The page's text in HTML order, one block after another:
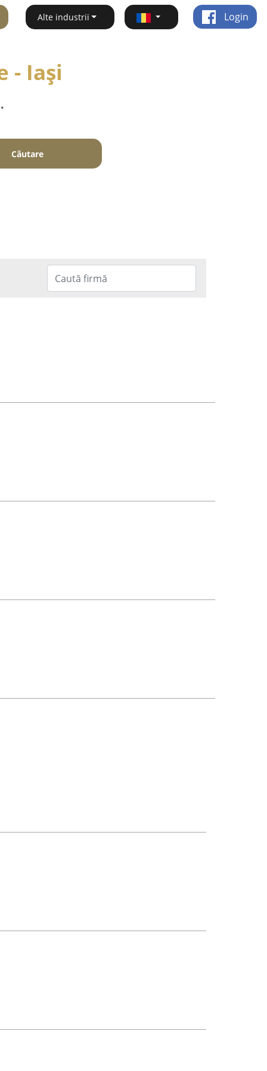
Alte industrii Login
- Iaşi
Căutare